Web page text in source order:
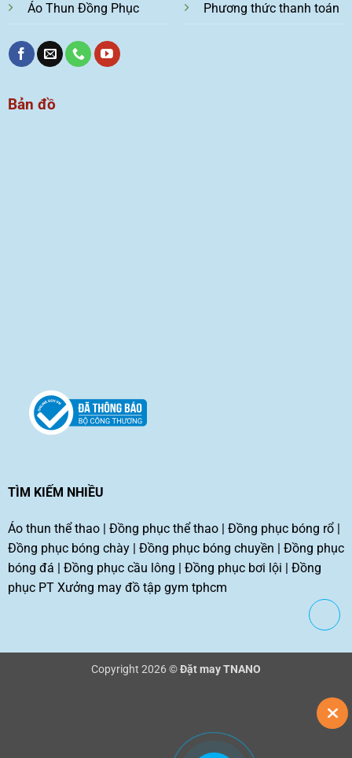
Áo Thun Đồng Phục Phương thức thanh toán
Bản đồ
TÌM KIẾM NHIỀU
Áo thun thể thao| Đồng phục thể thao| Đồng phục bóng rổ|
Đồng phục bóng chày| Đồng phục bóng chuyền | Đồng phục
bóng đá | Đồng phục cầu lông | Đồng phục bơi lội | Đồng
phục PT Xưởng may đồ tập gym tphcm
Copyright 2026 ©Đặt may TNANO